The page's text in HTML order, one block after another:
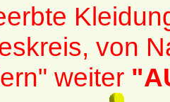
von
weiter